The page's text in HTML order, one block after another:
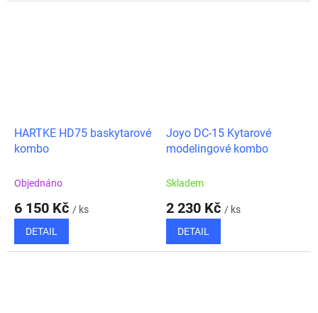
HARTKE HD75 baskytarové
kombo
Objednáno
6 150 Kč / ks
DETAIL
Joyo DC-15 Kytarové
modelingové kombo
Skladem
2 230 Kč / ks
DETAIL